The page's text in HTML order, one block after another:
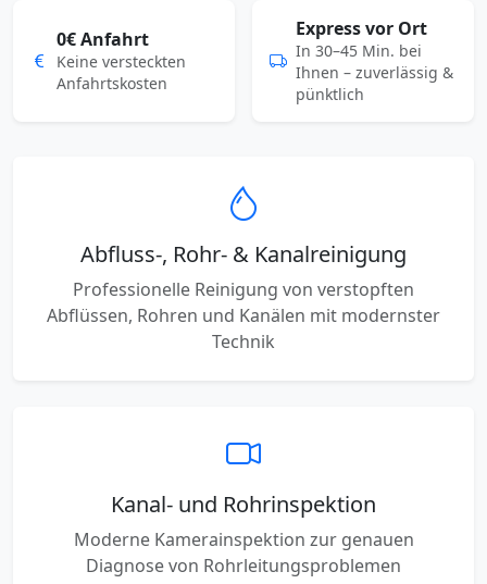
0€ Anfahrt
Keine versteckten
Anfahrtskosten
Express vor Ort
In 30–45 Min. bei
Ihnen – zuverlässig &
pünktlich
Abfluss-, Rohr- & Kanalreinigung
Professionelle Reinigung von verstopften
Abflüssen, Rohren und Kanälen mit modernster
Technik
Kanal- und Rohrinspektion
Moderne Kamerainspektion zur genauen
Diagnose von Rohrleitungsproblemen